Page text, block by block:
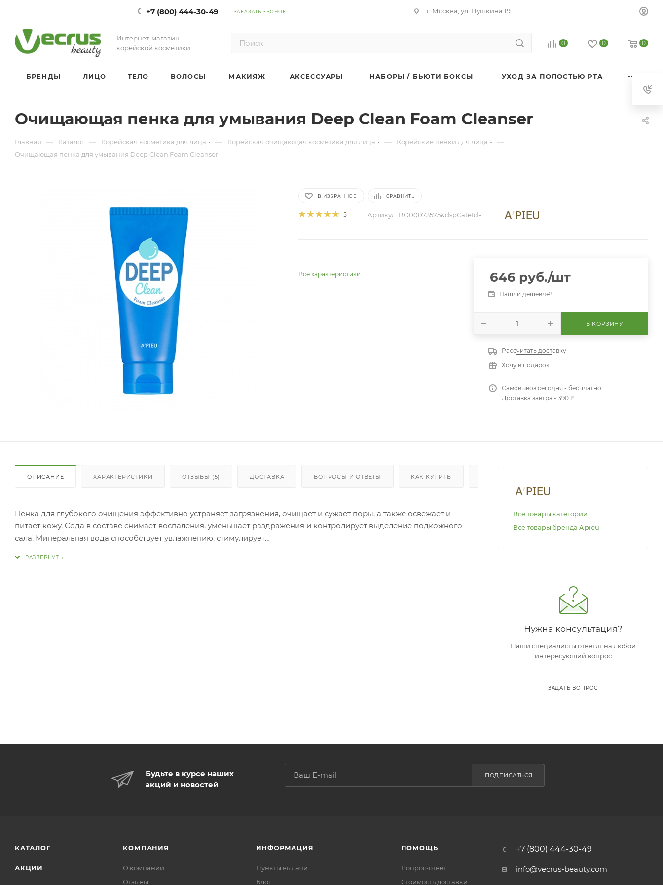
+7 (800) 444-30-49 ЗАКАЗАТЬ ЗВОНОК г. Москва, ул. Пушкина 19
Интернет-магазин
корейской косметики
0 0 0
БРЕНДЫ ЛИЦО ТЕЛО ВОЛОСЫ МАКИЯЖ АКСЕССУАРЫ НАБОРЫ / БЬЮТИ БОКСЫ УХОД ЗА ПОЛОСТЬЮ РТА
Очищающая пенка для умывания Deep Clean Foam Cleanser
Главная — Каталог — Корейская косметика для лица — Корейская очищающая косметика для лица — Корейские пенки для лица —
Очищающая пенка для умывания Deep Clean Foam Cleanser
В ИЗБРАННОЕ СРАВНИТЬ
5 Артикул: BO00073575&dspCateId=
Все характеристики 646 руб./шт
Нашли дешевле?
В КОРЗИНУ
Рассчитать доставку
Хочу в подарок
Самовывоз сегодня - бесплатно
Доставка завтра - 390 ₽
ОПИСАНИЕ ХАРАКТЕРИСТИКИ ОТЗЫВЫ (5) ДОСТАВКА ВОПРОСЫ И ОТВЕТЫ КАК КУПИТЬ
Пенка для глубокого очищения эффективно устраняет загрязнения, очищает и сужает поры, а также освежает и
питает кожу. Сода в составе снимает воспаления, уменьшает раздражения и контролирует выделение подкожного
сала. Минеральная вода способствует увлажнению, стимулирует
Все товары категории
Все товары бренда A'pieu
Нужна консультация?
Наши специалисты ответят на любой
интересующий вопрос
ЗАДАТЬ ВОПРОС
Будьте в курсе наших
акций и новостей
ПОДПИСАТЬСЯ
КАТАЛОГ
АКЦИИ
КОМПАНИЯ
О компании
Отзывы
ИНФОРМАЦИЯ
Пункты выдачи
Блог
ПОМОЩЬ
Вопрос-ответ
Стоимость доставки
+7 (800) 444-30-49
info@vecrus-beauty.com